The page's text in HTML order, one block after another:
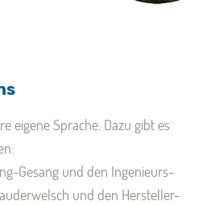
eigene Sprache. Dazu gibt es
Gesang und den Ingenieurs-
und den Hersteller-